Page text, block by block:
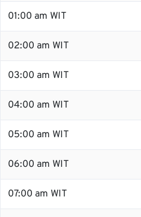
01:00 am WIT
02:00 am WIT
03:00 am WIT
04:00 am WIT
05:00 am WIT
06:00 am WIT
07:00 am WIT